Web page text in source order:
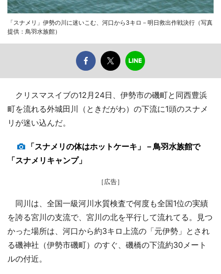
「スナメリ」伊勢の川に迷いこむ、河口から3キロ－明日救出作戦決行（写真
提供：鳥羽水族館）
クリスマスイブの12月24日、伊勢市の磯町と同西豊浜
町を流れる外城田川（ときだがわ）の下流に1頭のスナメ
リが迷い込んだ。
「スナメリの体はホットケーキ」－鳥羽水族館で
「スナメリキャンプ」
［広告］
同川は、全国一級河川水質検査で何度も全国1位の実績
を誇る宮川の支流で、宮川の北を平行して流れてる。見つ
かった場所は、河口から約3キロ上流の「元伊勢」とされ
る磯神社（伊勢市磯町）のすぐ、磯橋の下流約30メート
ルの付近。